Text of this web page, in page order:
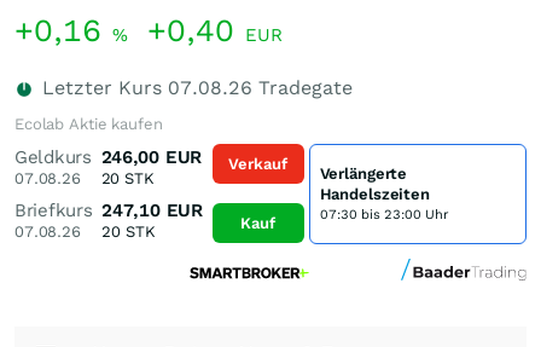
+0,16 % +0,40 EUR
Letzter Kurs 07.08.26 Tradegate
Ecolab Aktie kaufen
Geldkurs
07.08.26
246,00 EUR
20 STK
Briefkurs
07.08.26
247,10 EUR
20 STK
Verkauf
Kauf
Verlängerte
Handelszeiten
07:30 bis 23:00 Uhr